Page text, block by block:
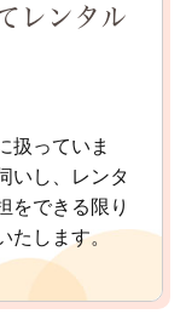
レンタル
扱っていま
いし、レンタ
をできる限り
たします。